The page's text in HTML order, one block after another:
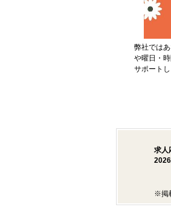
弊社では
や曜日・
サポート
求人
※掲